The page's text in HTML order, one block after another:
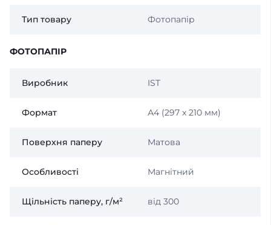
Тип товару Фотопапір
ФОТОПАПІР
Виробник IST
Формат А4 (297 x 210 мм)
Поверхня паперу Матова
Особливості Магнітний
Щільність паперу, г/м² від 300